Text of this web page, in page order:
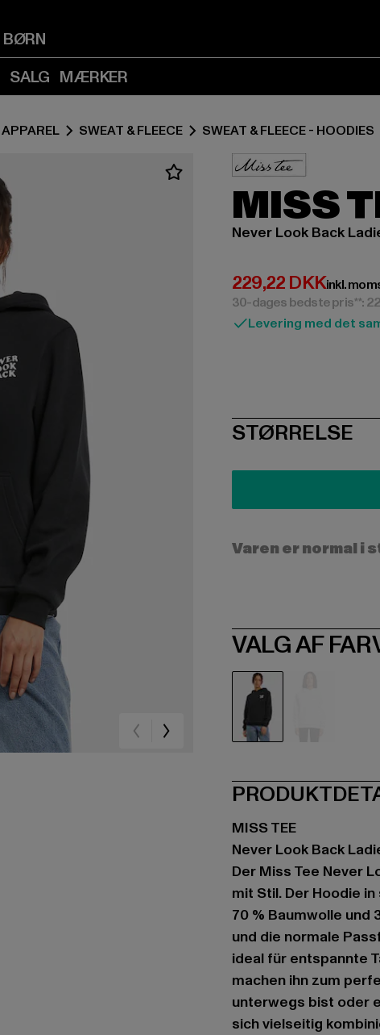
Indhold
på
Sidefod
på
BØRN
SALG MÆRKER
APPAREL SWEAT & FLEECE SWEAT & FLEECE - HOODIES
MISS
Never Look Back
229,22 DKK
Nuværende pris:
inkl.
30-dages bedste pris**:
Levering med det
SIZE
STØRRELSE
Varen er normal i
VALG AF
MISS TEE
Never Look Back
Der Miss Tee Never
mit Stil. Der Hoodie
70 % Baumwolle
und die normale
ideal für entspannte
machen ihn zum
unterwegs bist oder
sich vielseitig